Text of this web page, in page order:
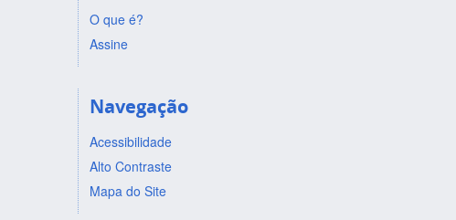
O que é?
Assine
Navegação
Acessibilidade
Alto Contraste
Mapa do Site